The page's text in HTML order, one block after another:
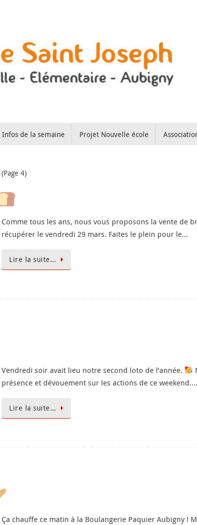
Infos de la semaine Projet Nouvelle école
(Page 4)
Comme tous les ans, nous vous proposons la vente de
récupérer le vendredi 29 mars. Faites le plein pour le…
Lire la suite…
Vendredi soir avait lieu notre second loto de l’année.
présence et dévouement sur les actions de ce weekend.…
Lire la suite…
Ça chauffe ce matin à la Boulangerie Paquier Aubigny !